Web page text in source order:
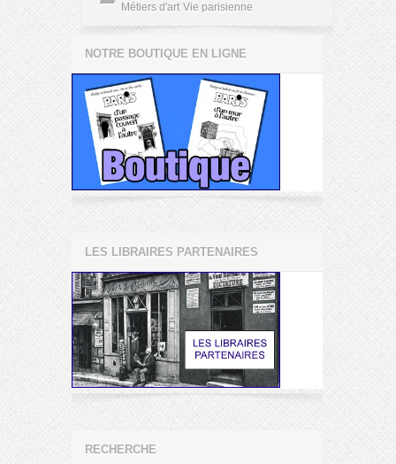
Métiers d'art Vie parisienne
NOTRE BOUTIQUE EN LIGNE
LES LIBRAIRES PARTENAIRES
RECHERCHE